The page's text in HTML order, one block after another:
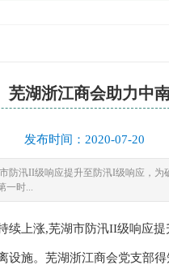
芜湖浙江商会助力中
发布时间：2020-
防汛II级响应提升至防汛I级响应，
一时...
上涨,芜湖市防汛II级响应提
设施。芜湖浙江商会党支部